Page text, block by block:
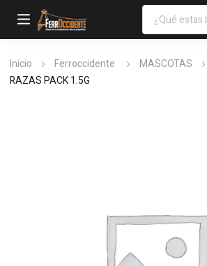
Inicio Ferroccidente MASCOTAS
RAZAS PACK 1.5G